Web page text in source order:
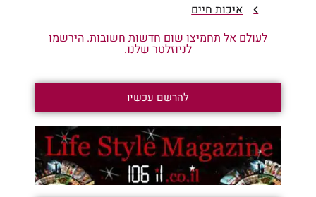
איכות חיים
לעולם אל תחמיצו שום חדשות חשובות. הירשמו
לניוזלטר שלנו.
להרשם עכשיו